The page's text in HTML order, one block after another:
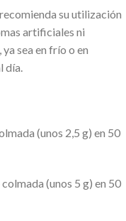
su utilización
artificiales ni
sea en frío o en
día.
(unos 2,5 g) en 50
(unos 5 g) en 50